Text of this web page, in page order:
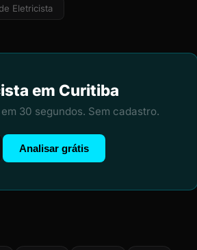
Eletricista
em Curitiba
30 segundos. Sem cadastro.
Analisar grátis